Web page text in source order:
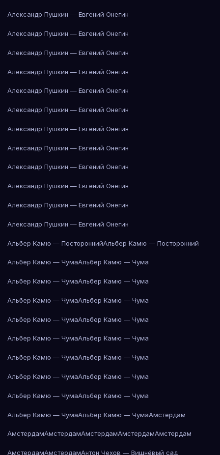
Александр Пушкин — Евгений Онегин
Александр Пушкин — Евгений Онегин
Александр Пушкин — Евгений Онегин
Александр Пушкин — Евгений Онегин
Александр Пушкин — Евгений Онегин
Александр Пушкин — Евгений Онегин
Александр Пушкин — Евгений Онегин
Александр Пушкин — Евгений Онегин
Александр Пушкин — Евгений Онегин
Александр Пушкин — Евгений Онегин
Александр Пушкин — Евгений Онегин
Александр Пушкин — Евгений Онегин
Альбер Камю — ПостороннийАльбер Камю — Посторонний
Альбер Камю — ЧумаАльбер Камю — Чума
Альбер Камю — ЧумаАльбер Камю — Чума
Альбер Камю — ЧумаАльбер Камю — Чума
Альбер Камю — ЧумаАльбер Камю — Чума
Альбер Камю — ЧумаАльбер Камю — Чума
Альбер Камю — ЧумаАльбер Камю — Чума
Альбер Камю — ЧумаАльбер Камю — Чума
Альбер Камю — ЧумаАльбер Камю — Чума
Альбер Камю — ЧумаАльбер Камю — ЧумаАмстердам
АмстердамАмстердамАмстердамАмстердамАмстердам
АмстердамАмстердамАнтон Чехов — Вишнёвый сад